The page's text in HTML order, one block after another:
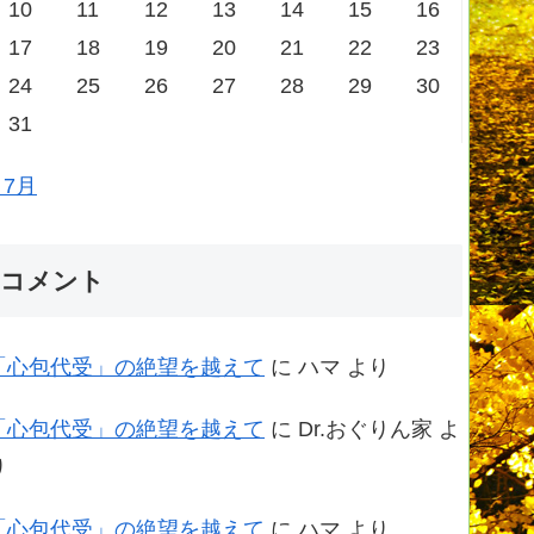
10 11 12 13 14 15
16
17
18 19 20 21 22
23
24
25 26 27 28 29
30
31
月
コメント
心包代受」の絶望を越えて に ハマ より
心包代受」の絶望を越えて に Dr.おぐりん家 よ
心包代受」の絶望を越えて に ハマ より